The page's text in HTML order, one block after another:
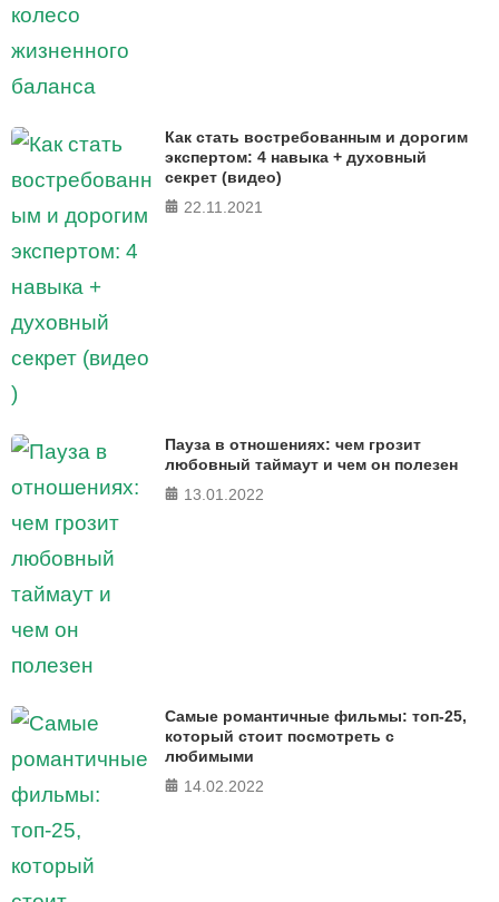
Как стать востребованным и дорогим
экспертом: 4 навыка + духовный
секрет (видео)
22.11.2021
Пауза в отношениях: чем грозит
любовный таймаут и чем он полезен
13.01.2022
Самые романтичные фильмы: топ-25,
который стоит посмотреть с
любимыми
14.02.2022